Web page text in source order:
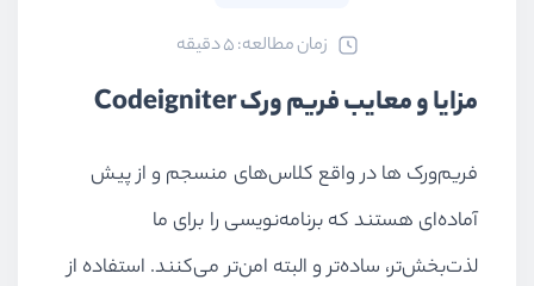
ﺯﻣﺎﻥ ﻣﻄﺎﻟﻌﻪ: 5 دقیقه
مزایا و معایب فریم ورک Codeigniter
فریم‌ورک‌ ها در واقع کلاس‌های منسجم و از پیش
آماده‌ای هستند که برنامه‌نویسی را برای ما
لذت‌بخش‌تر، ساده‌تر و البته امن‌تر می‌کنند. استفاده از